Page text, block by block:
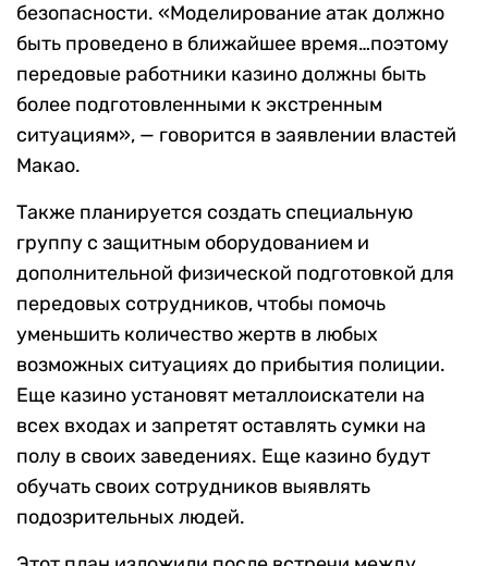
безопасности. «Моделирование атак должно
быть проведено в ближайшее время…поэтому
передовые работники казино должны быть
более подготовленными к экстренным
ситуациям», — говорится в заявлении властей
Макао.
Также планируется создать специальную
группу с защитным оборудованием и
дополнительной физической подготовкой для
передовых сотрудников, чтобы помочь
уменьшить количество жертв в любых
возможных ситуациях до прибытия полиции.
Еще казино установят металлоискатели на
всех входах и запретят оставлять сумки на
полу в своих заведениях. Еще казино будут
обучать своих сотрудников выявлять
подозрительных людей.